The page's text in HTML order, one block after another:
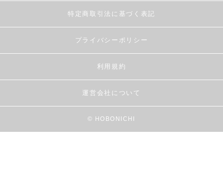
特定商取引法に基づく表記
プライバシーポリシー
利用規約
運営会社について
© HOBONICHI